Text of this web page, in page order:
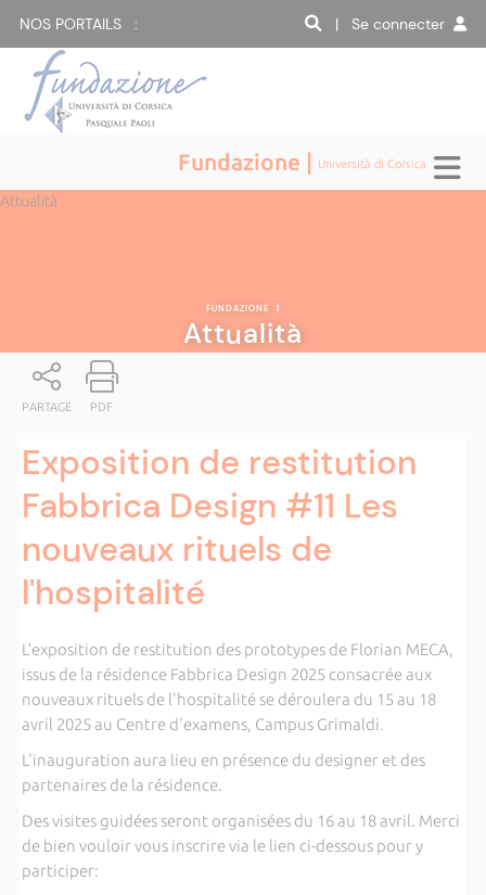
NOS PORTAILS : | Se connecter
Fundazione | Università di Corsica
Attualità
FUNDAZIONE |
Attualità
PARTAGE PDF
Exposition de restitution
Fabbrica Design #11 Les
nouveaux rituels de
l'hospitalité
L’exposition de restitution des prototypes de Florian MECA,
issus de la résidence Fabbrica Design 2025 consacrée aux
nouveaux rituels de l'hospitalité se déroulera du 15 au 18
avril 2025 au Centre d'examens, Campus Grimaldi.
L'inauguration aura lieu en présence du designer et des
partenaires de la résidence.
Des visites guidées seront organisées du 16 au 18 avril. Merci
de bien vouloir vous inscrire via le lien ci-dessous pour y
participer: